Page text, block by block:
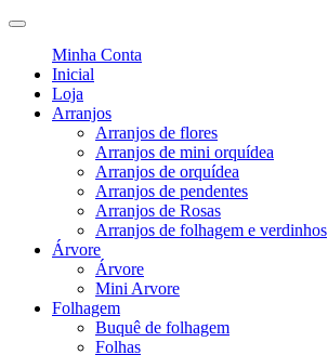
Minha Conta
Inicial
Loja
Arranjos
Arranjos de flores
Arranjos de mini orquídea
Arranjos de orquídea
Arranjos de pendentes
Arranjos de Rosas
Arranjos de folhagem e verdinhos
Árvore
Árvore
Mini Arvore
Folhagem
Buquê de folhagem
Folhas